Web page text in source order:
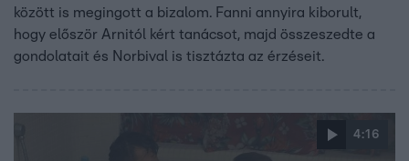
között is megingott a bizalom. Fanni annyira kiborult,
hogy először Arnitól kért tanácsot, majd összeszedte a
gondolatait és Norbival is tisztázta az érzéseit.
4:16